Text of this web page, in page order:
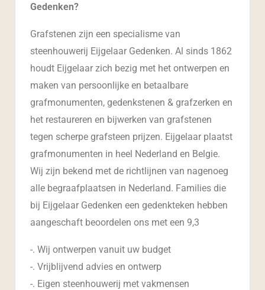
Gedenken?
Grafstenen zijn een specialisme van
steenhouwerij Eijgelaar Gedenken. Al sinds 1862
houdt Eijgelaar zich bezig met het ontwerpen en
maken van persoonlijke en betaalbare
grafmonumenten, gedenkstenen & grafzerken en
het restaureren en bijwerken van grafstenen
tegen scherpe grafsteen prijzen. Eijgelaar plaatst
grafmonumenten in heel Nederland en Belgie.
Wij zijn bekend met de richtlijnen van nagenoeg
alle begraafplaatsen in Nederland. Families die
bij Eijgelaar Gedenken een gedenkteken hebben
aangeschaft beoordelen ons met een 9,3
-. Wij ontwerpen vanuit uw budget
-. Vrijblijvend advies en ontwerp
-. Eigen steenhouwerij met vakmensen